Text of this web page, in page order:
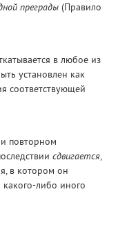
преграды (Правило
в любое из
установлен как
соответствующей
повторном
сдвигается,
в котором он
либо иного